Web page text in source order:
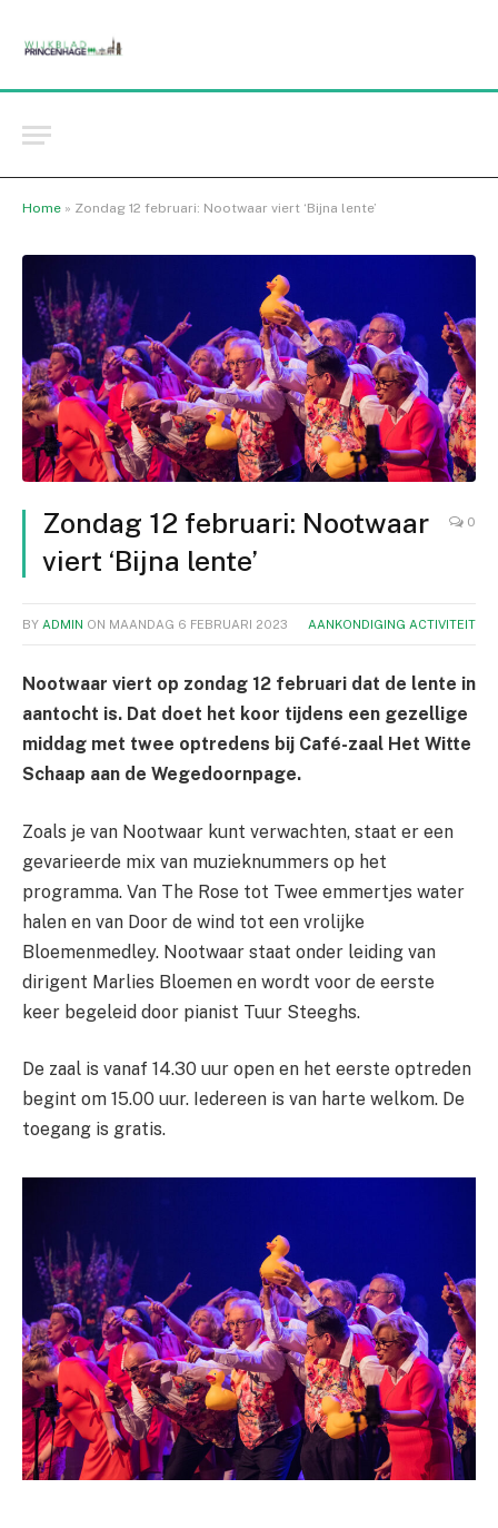
Home » Zondag 12 februari: Nootwaar viert ‘Bijna lente’
Zondag 12 februari: Nootwaar
viert ‘Bijna lente’
0
BY ADMIN ON MAANDAG 6 FEBRUARI 2023 AANKONDIGING ACTIVITEIT
Nootwaar viert op zondag 12 februari dat de lente in
aantocht is. Dat doet het koor tijdens een gezellige
middag met twee optredens bij Café-zaal Het Witte
Schaap aan de Wegedoornpage.
Zoals je van Nootwaar kunt verwachten, staat er een
gevarieerde mix van muzieknummers op het
programma. Van The Rose tot Twee emmertjes water
halen en van Door de wind tot een vrolijke
Bloemenmedley. Nootwaar staat onder leiding van
dirigent Marlies Bloemen en wordt voor de eerste
keer begeleid door pianist Tuur Steeghs.
De zaal is vanaf 14.30 uur open en het eerste optreden
begint om 15.00 uur. Iedereen is van harte welkom. De
toegang is gratis.